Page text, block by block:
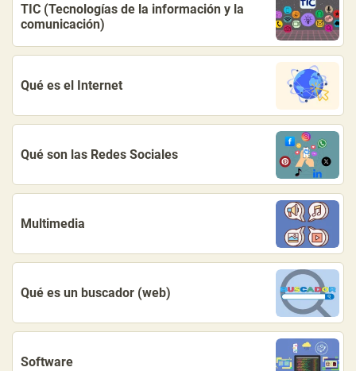
TIC (Tecnologías de la información y la
comunicación)
Qué es el Internet
Qué son las Redes Sociales
Multimedia
Qué es un buscador (web)
Software